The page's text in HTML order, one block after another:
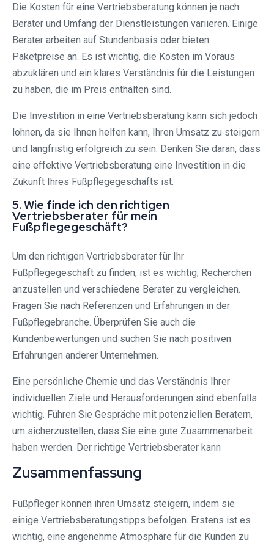
Die Kosten für eine Vertriebsberatung können je nach
Berater und Umfang der Dienstleistungen variieren. Einige
Berater arbeiten auf Stundenbasis oder bieten
Paketpreise an. Es ist wichtig, die Kosten im Voraus
abzuklären und ein klares Verständnis für die Leistungen
zu haben, die im Preis enthalten sind.
Die Investition in eine Vertriebsberatung kann sich jedoch
lohnen, da sie Ihnen helfen kann, Ihren Umsatz zu steigern
und langfristig erfolgreich zu sein. Denken Sie daran, dass
eine effektive Vertriebsberatung eine Investition in die
Zukunft Ihres Fußpflegegeschäfts ist.
5. Wie finde ich den richtigen
Vertriebsberater für mein
Fußpflegegeschäft?
Um den richtigen Vertriebsberater für Ihr
Fußpflegegeschäft zu finden, ist es wichtig, Recherchen
anzustellen und verschiedene Berater zu vergleichen.
Fragen Sie nach Referenzen und Erfahrungen in der
Fußpflegebranche. Überprüfen Sie auch die
Kundenbewertungen und suchen Sie nach positiven
Erfahrungen anderer Unternehmen.
Eine persönliche Chemie und das Verständnis Ihrer
individuellen Ziele und Herausforderungen sind ebenfalls
wichtig. Führen Sie Gespräche mit potenziellen Beratern,
um sicherzustellen, dass Sie eine gute Zusammenarbeit
haben werden. Der richtige Vertriebsberater kann
Zusammenfassung
Fußpfleger können ihren Umsatz steigern, indem sie
einige Vertriebsberatungstipps befolgen. Erstens ist es
wichtig, eine angenehme Atmosphäre für die Kunden zu